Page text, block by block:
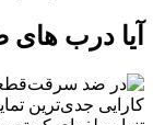
آیا درب
کارایی جدی‌ترین